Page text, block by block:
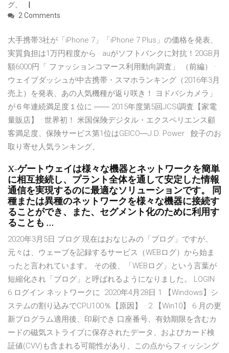
グ、
2 Comments
大手携帯3社が「iPhone 7」「iPhone 7 Plus」の価格を発表、
実質負担は1万円程度から · auがソフトバンクに対抗！20GB月
額6000円「 ファッションコマース利用動向調査」 （前編） ·
ウェイブダッシュが中古携帯・スマホランキング（2016年3月
売上）を発表、あの人気機種が返り咲き！ ヨドバシカメラ」
が６年連続満足度１位に ―― 2015年度第5回JCSI調査【家電
量販店】 · 世界初！ 米国保険デジタル・エクスペリエンス顧
客満足度、保険サービス第1位はGEICO―J.D. Power · 餃子のお
取り寄せ人気ランキング、
X-ゲートウェイは様々な機器とネットワークを簡単
に相互接続し、プラント全体を通して安定した情報
通信を実現するのに最適なソリューションです。 同
種または異種のネットワークを様々な機器に接続す
ることができ、また、セグメント化のために利用す
ることも …
2020年3月5日 ブログ 現在はおなじみの「ブログ」ですが、
元々は、ウェーブを記録するサービス（WEBログ）から始ま
ったと言われています。 その後、「WEBログ」という言葉が
短縮化され「ブログ」と呼ばれるようになりました。 LOGIN
6.ログイン ネットワークに 2020年4月28日 1 【Windows】シ
ステムの割り込みでCPU100％【原因】 · 2 【Win10】 6 月の更
新プログラム適用後、印刷でき 口座番号、有効期限を含むカ
ードの磁気ストライプに保存されたデータ、およびカード検
証値(CVV)も含まれる可能性があり、この点からフィッシング